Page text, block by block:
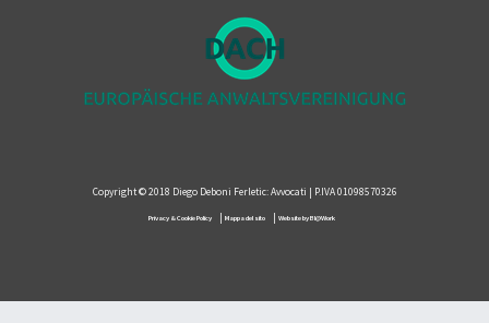
Copyright © 2018 Diego Deboni Ferletic: Avvocati | P.IVA 01098570326
Privacy & Cookie Policy | Mappa del sito |Website by BI@Work